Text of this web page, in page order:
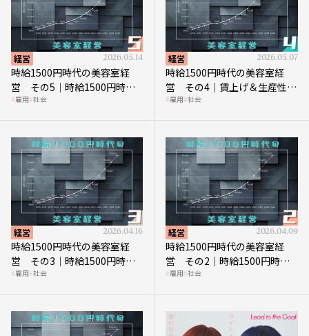
経営 2026.05.14
時給1500円時代の美容室経
営 その5｜時給1500円時代
の到来は美容業の収益構造を
雇用 社会
経営 2026.05.07
時給1500円時代の美容室経
営 その4｜賃上げ＆生産性向
上につなげる賢い助成金活用
雇用 社会
経営 2026.04.16
時給1500円時代の美容室経
営 その3｜時給1500円時
代、美容業はどのような影響
雇用 社会
経営 2026.04.09
時給1500円時代の美容室経
営 その2｜時給1500円時代
に支払う給与はいくらなのか
雇用 社会